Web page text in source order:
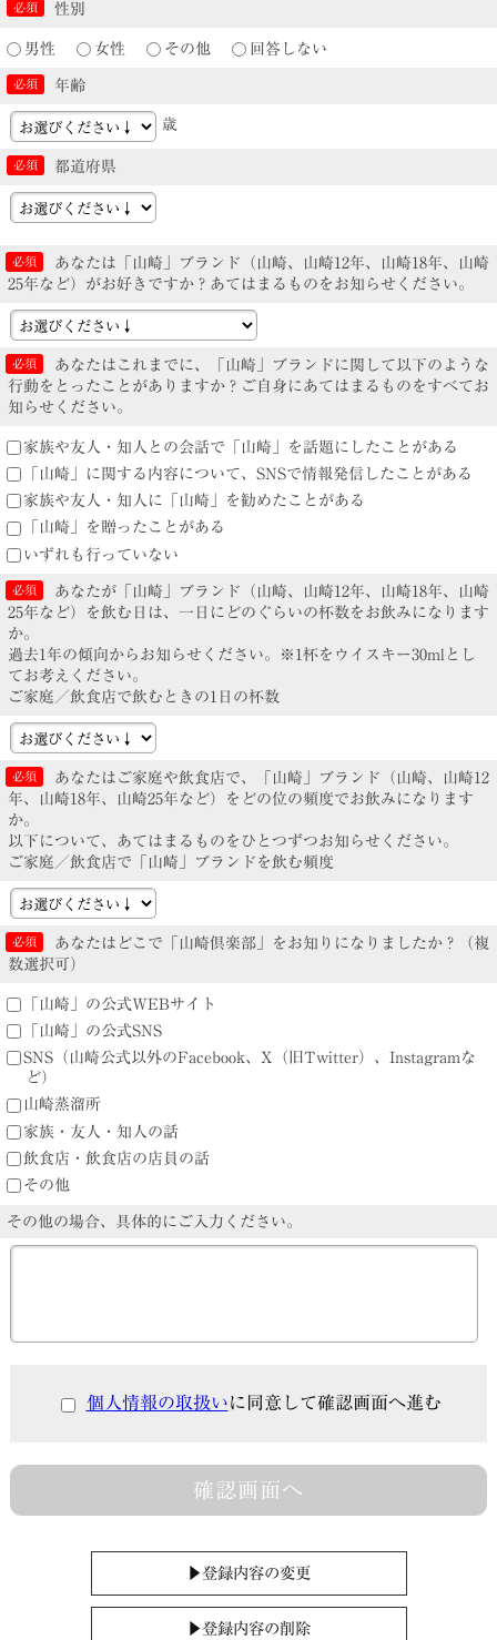
性別
男性 女性 その他 回答しない
年齢
歳
都道府県
あなたは「山崎」ブランド（山崎、山崎12年、山崎18年、山崎
25年など）がお好きですか？あてはまるものをお知らせください。
あなたはこれまでに、「山崎」ブランドに関して以下のような
行動をとったことがありますか？ご自身にあてはまるものをすべてお
知らせください。
家族や友人・知人との会話で「山崎」を話題にしたことがある
「山崎」に関する内容について、SNSで情報発信したことがある
家族や友人・知人に「山崎」を勧めたことがある
「山崎」を贈ったことがある
いずれも行っていない
あなたが「山崎」ブランド（山崎、山崎12年、山崎18年、山崎
25年など）を飲む日は、一日にどのぐらいの杯数をお飲みになります
か。
過去1年の傾向からお知らせください。※1杯をウイスキー30mlとし
てお考えください。
ご家庭／飲食店で飲むときの1日の杯数
あなたはご家庭や飲食店で、「山崎」ブランド（山崎、山崎12
年、山崎18年、山崎25年など）をどの位の頻度でお飲みになります
か。
以下について、あてはまるものをひとつずつお知らせください。
ご家庭／飲食店で「山崎」ブランドを飲む頻度
あなたはどこで「山崎倶楽部」をお知りになりましたか？（複
数選択可）
「山崎」の公式WEBサイト
「山崎」の公式SNS
SNS（山崎公式以外のFacebook、X（旧Twitter）、Instagramな
ど）
山崎蒸溜所
家族・友人・知人の話
飲食店・飲食店の店員の話
その他
その他の場合、具体的にご入力ください。
個人情報の取扱いに同意して確認画面へ進む
確認画面へ
▶登録内容の変更
▶登録内容の削除